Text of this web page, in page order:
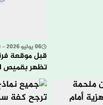
06 يوليو 2026 - 12:23
قبل موقعة
تظهر بقميص
واسعاً